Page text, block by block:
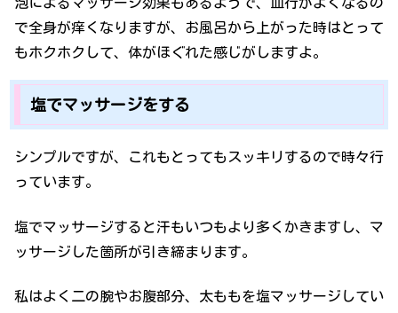
で全身が痒くなりますが、お風呂から上がった時はとって
もホクホクして、体がほぐれた感じがしますよ。
塩でマッサージをする
シンプルですが、これもとってもスッキリするので時々行
っています。
塩でマッサージすると汗もいつもより多くかきますし、マ
ッサージした箇所が引き締まります。
私はよく二の腕やお腹部分、太ももを塩マッサージしてい